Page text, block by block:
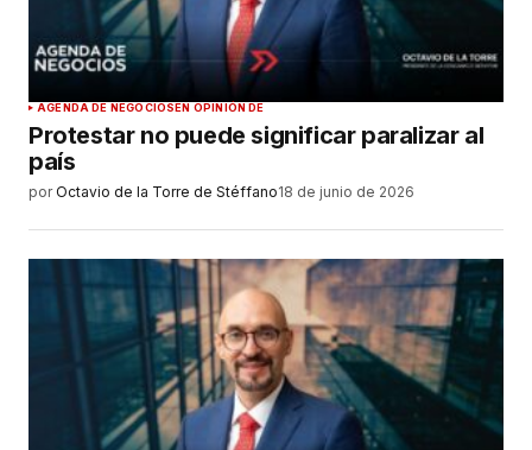
AGENDA DE NEGOCIOS EN OPINIÓN DE
Protestar no puede significar paralizar al
país
por Octavio de la Torre de Stéffano18 de junio de 2026